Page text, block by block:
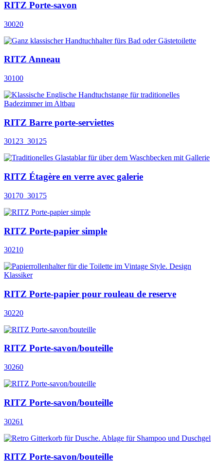
RITZ Porte-savon
30020
RITZ Anneau
30100
RITZ Barre porte-serviettes
30123_30125
RITZ Étagère en verre avec galerie
30170_30175
RITZ Porte-papier simple
30210
RITZ Porte-papier pour rouleau de reserve
30220
RITZ Porte-savon/bouteille
30260
RITZ Porte-savon/bouteille
30261
RITZ Porte-savon/bouteille